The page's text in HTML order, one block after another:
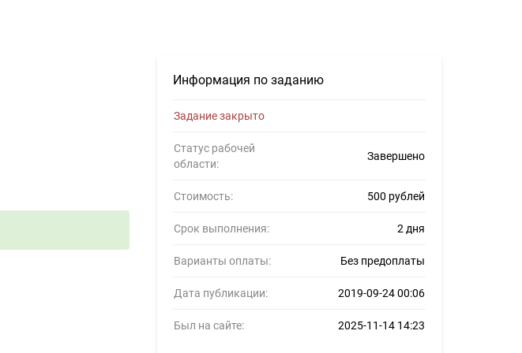
Информация по заданию
Задание закрыто
Статус рабочей
области:
Завершено
Стоимость: 500 рублей
Срок выполнения: 2 дня
Варианты оплаты: Без предоплаты
Дата публикации: 2019-09-24 00:06
Был на сайте: 2025-11-14 14:23